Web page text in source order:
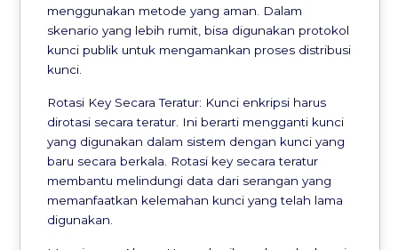
menggunakan metode yang aman. Dalam
skenario yang lebih rumit, bisa digunakan protokol
kunci publik untuk mengamankan proses distribusi
kunci.
Rotasi Key Secara Teratur: Kunci enkripsi harus
dirotasi secara teratur. Ini berarti mengganti kunci
yang digunakan dalam sistem dengan kunci yang
baru secara berkala. Rotasi key secara teratur
membantu melindungi data dari serangan yang
memanfaatkan kelemahan kunci yang telah lama
digunakan.